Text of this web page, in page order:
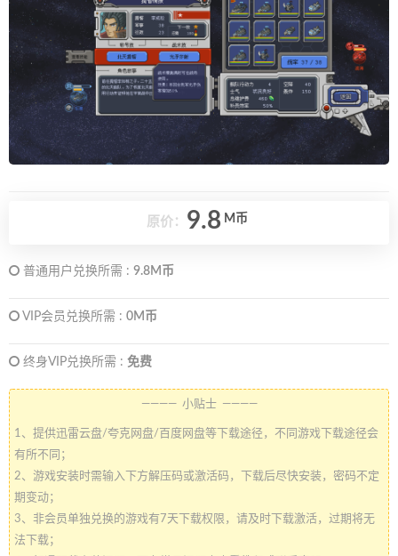
原价： 9.8 M币
普通用户兑换所需 : 9.8M币
VIP会员兑换所需 : 0M币
终身VIP兑换所需 : 免费
———— 小贴士 ————
1、提供迅雷云盘/夸克网盘/百度网盘等下载途径，不同游戏下载途径会
有所不同；
2、游戏安装时需输入下方解压码或激活码，下载后尽快安装，密码不定
期变动；
3、非会员单独兑换的游戏有7天下载权限，请及时下载激活，过期将无
法下载；